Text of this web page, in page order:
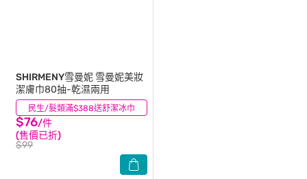
民生/髮類滿$388送舒潔冰巾
SHIRMENY雪曼妮 雪曼妮美妝
潔膚巾80抽-乾濕兩用
$76/件
(售價已折)
$99
(12)